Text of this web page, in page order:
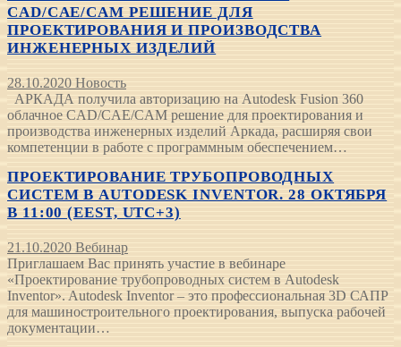
CAD/CAE/CAM РЕШЕНИЕ ДЛЯ
ПРОЕКТИРОВАНИЯ И ПРОИЗВОДСТВА
ИНЖЕНЕРНЫХ ИЗДЕЛИЙ
28.10.2020 Новость
АРКАДА получила авторизацию на Autodesk Fusion 360
облачное CAD/CAE/CAM решение для проектирования и
производства инженерных изделий Аркада, расширяя свои
компетенции в работе с программным обеспечением…
ПРОЕКТИРОВАНИЕ ТРУБОПРОВОДНЫХ
СИСТЕМ В AUTODESK INVENTOR. 28 ОКТЯБРЯ
В 11:00 (EEST, UTC+3)
21.10.2020 Вебинар
Приглашаем Вас принять участие в вебинаре
«Проектирование трубопроводных систем в Autodesk
Inventor». Autodesk Inventor – это профессиональная 3D САПР
для машиностроительного проектирования, выпуска рабочей
документации…